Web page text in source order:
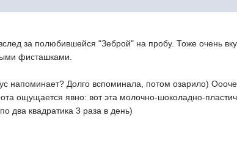
за полюбившейся "Зеброй" на пробу. Тоже очень
фисташками.
напоминает? Долго вспоминала, потом озарило)
ощущается явно: вот эта молочно-шоколадно-
два квадратика 3 раза в день)